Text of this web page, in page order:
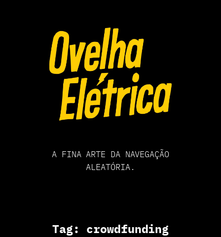
A FINA ARTE DA NAVEGAÇÃO
ALEATÓRIA.
Tag: crowdfunding